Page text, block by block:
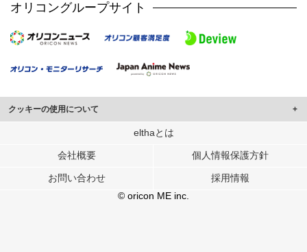
オリコングループサイト
クッキーの使用について
このサイトでは Cookie を使用して、ユーザーに合わせたコンテンツや広告の
行っています。
メディアや広告配信、データ解析の各パートナーに提供しています。
各パートナーは、この情報とユーザーが各パートナーに提供した他の情報や、
ユーザーが各パートナーのサービスを使用したときに収集した他の情報を組み
elthaとは
会社概要 個人情報保護方針
お問い合わせ
採用情報
© oricon ME inc.